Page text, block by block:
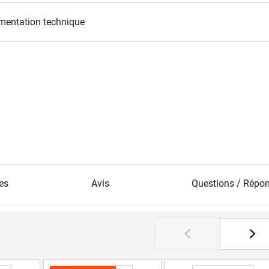
technique
Avis Questions /